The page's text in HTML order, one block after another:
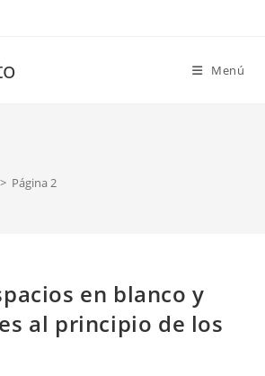
Menú
> Página 2
en blanco y
al principio de los